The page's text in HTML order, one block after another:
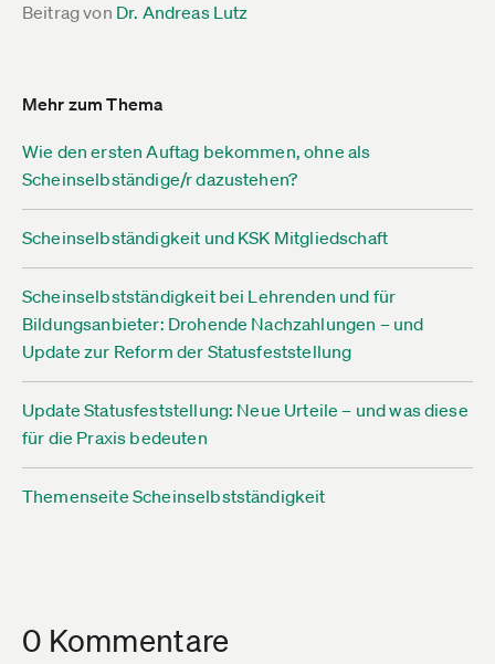
Beitrag von Dr. Andreas Lutz
Mehr zum Thema
Wie den ersten Auftag bekommen, ohne als
Scheinselbständige/r dazustehen?
Scheinselbständigkeit und KSK Mitgliedschaft
Scheinselbstständigkeit bei Lehrenden und für
Bildungsanbieter: Drohende Nachzahlungen – und
Update zur Reform der Statusfeststellung
Update Statusfeststellung: Neue Urteile – und was diese
für die Praxis bedeuten
Themenseite Scheinselbstständigkeit
0 Kommentare